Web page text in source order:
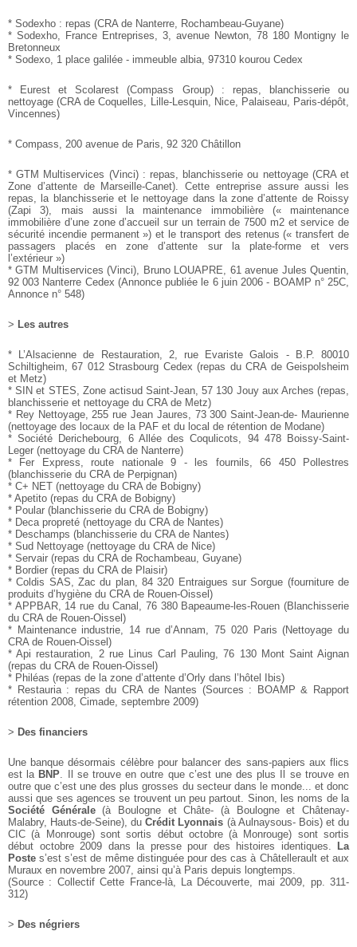
* Sodexho : repas (CRA de Nanterre, Rochambeau-Guyane)
* Sodexho, France Entreprises, 3, avenue Newton, 78 180 Montigny le
Bretonneux
* Sodexo, 1 place galilée - immeuble albia, 97310 kourou Cedex
* Eurest et Scolarest (Compass Group) : repas, blanchisserieou
nettoyage (CRA de Coquelles, Lille-Lesquin, Nice, Palaiseau, Paris-dépôt,
Vincennes)
* Compass, 200 avenue de Paris, 92 320 Châtillon
* GTM Multiservices (Vinci) : repas, blanchisserie ou nettoyage(CRA et
Zone d’attente de Marseille-Canet). Cette entreprise assure aussi les
repas, la blanchisserie et le nettoyage dans la zone d’attente de Roissy
(Zapi 3), mais aussi la maintenance immobilière (« maintenance
immobilière d’unezone d’accueil sur un terrain de 7500 m2 et service de
sécurité incendie permanent ») et le transport des retenus (« transfert de
passagers placés en zone d’attente sur la plate-forme et vers
l’extérieur »)
* GTM Multiservices (Vinci), Bruno LOUAPRE, 61 avenue Jules Quentin,
92 003 Nanterre Cedex (Annonce publiée le 6 juin 2006 - BOAMP n° 25C,
Annonce n° 548)
> Les autres
* L’Alsacienne de Restauration, 2, rue Evariste Galois - B.P.
80010
Schiltigheim, 67 012 Strasbourg Cedex (repas du CRA de Geispolsheim
et Metz)
* SIN et STES, Zone actisud Saint-Jean, 57 130 Jouy aux Arches (repas,
blanchisserie et nettoyage du CRA de Metz)
* Rey Nettoyage, 255 rue Jean Jaures, 73 300 Saint-Jean-de- Maurienne
(nettoyage des locaux de la PAF et du local de rétention de Modane)
* Société Derichebourg, 6 Allée des Coqulicots, 94 478Boissy-Saint-
Leger (nettoyage du CRA de Nanterre)
* Fer Express, route nationale 9 - les fournils, 66 450 Pollestres
(blanchisserie du CRA de Perpignan)
* C+ NET (nettoyage du CRA de Bobigny)
* Apetito (repas du CRA de Bobigny)
* Poular (blanchisserie du CRA de Bobigny)
* Deca propreté (nettoyage du CRA de Nantes)
* Deschamps (blanchisserie du CRA de Nantes)
* Sud Nettoyage (nettoyage du CRA de Nice)
* Servair (repas du CRA de Rochambeau, Guyane)
* Bordier (repas du CRA de Plaisir)
* Coldis SAS, Zac du plan, 84 320 Entraigues sur Sorgue (fourniture de
produits d’hygiène du CRA de Rouen-Oissel)
* APPBAR, 14 rue du Canal, 76 380 Bapeaume-les-Rouen (Blanchisserie
du CRA de Rouen-Oissel)
* Maintenance industrie, 14 rue d’Annam, 75 020 Paris (Nettoyage du
CRA de Rouen-Oissel)
* Api restauration, 2 rue Linus Carl Pauling, 76 130 MontSaint Aignan
(repas du CRA de Rouen-Oissel)
* Philéas (repas de la zone d’attente d’Orly dans l’hôtel Ibis)
* Restauria : repas du CRA de Nantes (Sources : BOAMP & Rapport
rétention 2008, Cimade, septembre 2009)
> Des financiers
Une banque désormais célèbre pour balancer des sans-papiers aux flics
est la BNP . Il se trouve en outre que c’est une des plus Il se trouve en
outre que c’est une des plusgrosses du secteur dans le monde... et donc
aussi que ses agences se trouvent un peu partout. Sinon, les noms de la
Société Générale(à Boulogne et Châte- (à Boulogne et Châtenay-
Malabry, Hauts-de-Seine), duCrédit Lyonnais (à Aulnaysous-Bois) et du
CIC (à Monrouge) sont sortis début octobre (à Monrouge) sont sortis
début octobre 2009 dans la presse pour des histoires identiques. La
Poste s’est s’est de même distinguée pour des cas à Châtellerault et aux
Muraux en novembre 2007, ainsi qu’à Paris depuis longtemps.
(Source : Collectif Cette France-là, La Découverte, mai 2009, pp.
311-
312)
> Des négriers